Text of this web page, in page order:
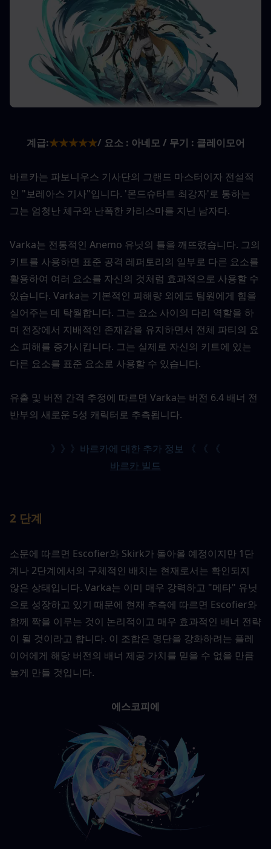
계급:★★★★★/ 요소 : 아네모 / 무기 : 클레이모어
바르카는 파보니우스 기사단의 그랜드 마스터이자 전설적
인 "보레아스 기사"입니다. '몬드슈타트 최강자'로 통하는
그는 엄청난 체구와 난폭한 카리스마를 지닌 남자다.
Varka는 전통적인 Anemo 유닛의 틀을 깨뜨렸습니다. 그의
키트를 사용하면 표준 공격 레퍼토리의 일부로 다른 요소를
활용하여 여러 요소를 자신의 것처럼 효과적으로 사용할 수
있습니다. Varka는 기본적인 피해량 외에도 팀원에게 힘을
실어주는 데 탁월합니다. 그는 요소 사이의 다리 역할을 하
며 전장에서 지배적인 존재감을 유지하면서 전체 파티의 요
소 피해를 증가시킵니다. 그는 실제로 자신의 키트에 있는
다른 요소를 표준 요소로 사용할 수 있습니다.
유출 및 버전 간격 추정에 따르면 Varka는 버전 6.4 배너 전
반부의 새로운 5성 캐릭터로 추측됩니다.
》》》바르카에 대한 추가 정보 《 《 《
바르카 빌드
2 단계
소문에 따르면 Escofier와 Skirk가 돌아올 예정이지만 1단
계나 2단계에서의 구체적인 배치는 현재로서는 확인되지
않은 상태입니다. Varka는 이미 매우 강력하고 "메타" 유닛
으로 성장하고 있기 때문에 현재 추측에 따르면 Escofier와
함께 짝을 이루는 것이 논리적이고 매우 효과적인 배너 전략
이 될 것이라고 합니다. 이 조합은 명단을 강화하려는 플레
이어에게 해당 버전의 배너 제공 가치를 믿을 수 없을 만큼
높게 만들 것입니다.
에스코피에